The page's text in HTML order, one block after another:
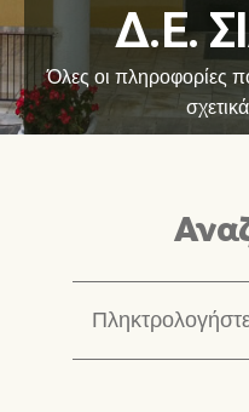
Δ.Ε.
Όλες οι πληροφορίες